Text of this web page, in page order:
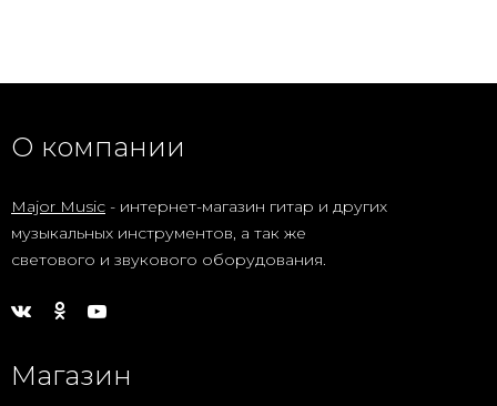
О компании
Major Music - интернет-магазин гитар и других
музыкальных инструментов, а так же
светового и звукового оборудования.
Магазин